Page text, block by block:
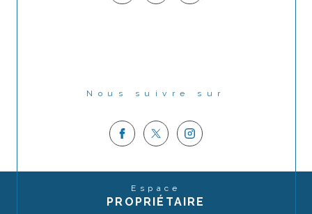
Nous suivre sur
Espace
PROPRIÉTAIRE